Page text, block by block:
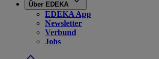
Über EDEKA
EDEKA App
Newsletter
Verbund
Jobs